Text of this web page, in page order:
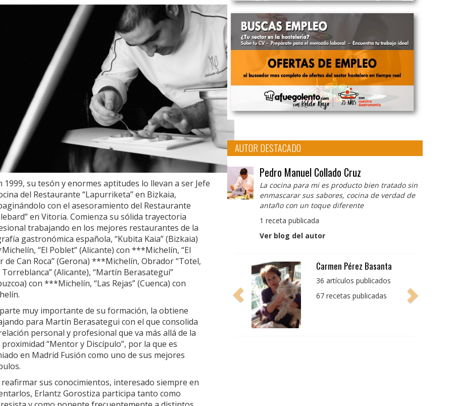
1999, su tesón y enormes aptitudes lo llevan a ser Jefe
del Restaurante “Lapurriketa” en Bizkaia,
con el asesoramiento del Restaurante
en Vitoria. Comienza su sólida trayectoria
trabajando en los mejores restaurantes de la
gastronómica española, “Kubita Kaia” (Bizkaia)
“El Poblet” (Alicante) con ***Michelín, “El
de Can Roca” (Gerona) ***Michelín, Obrador “Totel,
Torreblanca” (Alicante), “Martín Berasategui”
con ***Michelín, “Las Rejas” (Cuenca) con
muy importante de su formación, la obtiene
para Martín Berasategui con el que consolida
personal y profesional que va más allá de la
“Mentor y Discípulo”, por la que es
en Madrid Fusión como uno de sus mejores
reafirmar sus conocimientos, interesado siempre en
Erlantz Gorostiza participa tanto como
AUTOR DESTACADO
Pedro Manuel Collado Cruz
La cocina para mi es producto bien tratado sin
enmascarar sus sabores, cocina de verdad de
antaño con un toque diferente
1 receta publicada
Ver blog del autor
Carmen Pérez Basanta
36 artículos publicados
67 recetas publicadas